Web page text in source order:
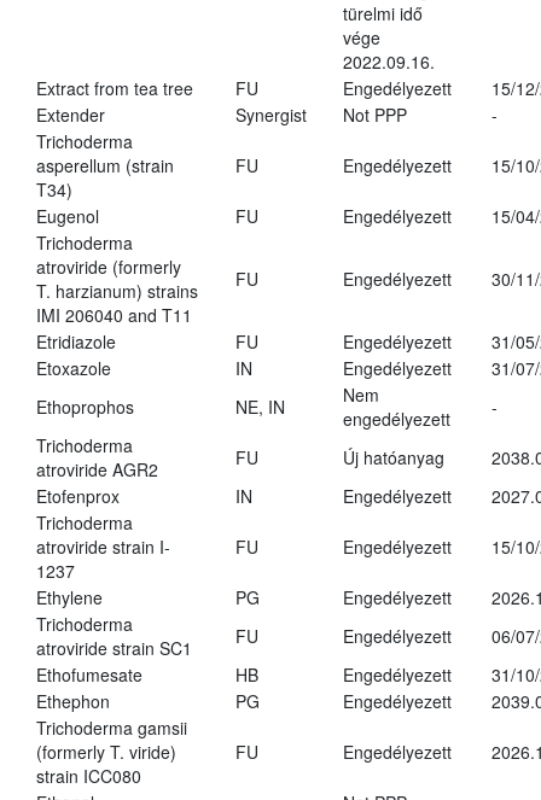
türelmi idő
vége
2022.09.16.
Extract from tea tree FU Engedélyezett
15/
Extender
Synergist Not PPP
-
Trichoderma
asperellum (strain
T34)
FU Engedélyezett 15/
Eugenol FU Engedélyezett
15/
Trichoderma
atroviride (formerly
T. harzianum) strains
IMI 206040 and T11
FU Engedélyezett 30/
Etridiazole FU Engedélyezett
31/
Etoxazole
IN Engedélyezett
31/
Ethoprophos
NE, IN
Nem
engedélyezett
-
Trichoderma
atroviride AGR2
FU Új hatóanyag
Etofenprox
IN Engedélyezett
Trichoderma
atroviride strain I-
1237
FU Engedélyezett 15/
Ethylene PG Engedélyezett
Trichoderma
atroviride strain SC1
FU Engedélyezett
06/
Ethofumesate
HB Engedélyezett
31/
Ethephon
PG Engedélyezett
Trichoderma gamsii
(formerly T. viride)
strain ICC080
FU Engedélyezett